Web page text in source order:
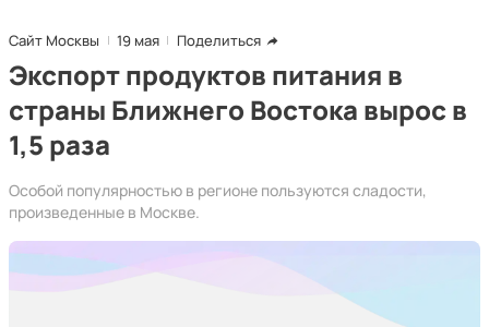
Сайт Москвы 19 мая Поделиться
Экспорт продуктов питания в
страны Ближнего Востока вырос в
1,5 раза
Особой популярностью в регионе пользуются сладости,
произведенные в Москве.